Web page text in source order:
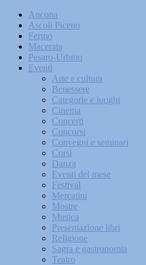
Ancona
Ascoli Piceno
Fermo
Macerata
Pesaro-Urbino
Eventi
Arte e cultura
Benessere
Categorie e luoghi
Cinema
Concerti
Concorsi
Convegni e seminari
Corsi
Danza
Eventi del mese
Festival
Mercatini
Mostre
Musica
Presentazione libri
Religione
Sagra e gastronomia
Teatro